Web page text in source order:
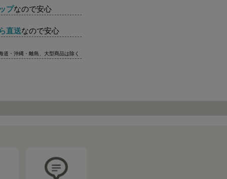
プなので安心
直送なので安心
道・沖縄・離島、大型商品は除く